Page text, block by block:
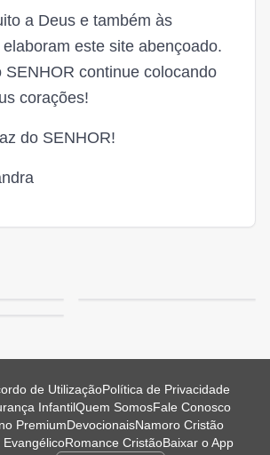
a Deus e também às
este site abençoado.
SENHOR continue colocando
corações!
do SENHOR!
de UtilizaçãoPolítica de Privacidade
InfantilQuem SomosFale Conosco
PremiumDevocionaisNamoro Cristão
EvangélicoRomance CristãoBaixar o App